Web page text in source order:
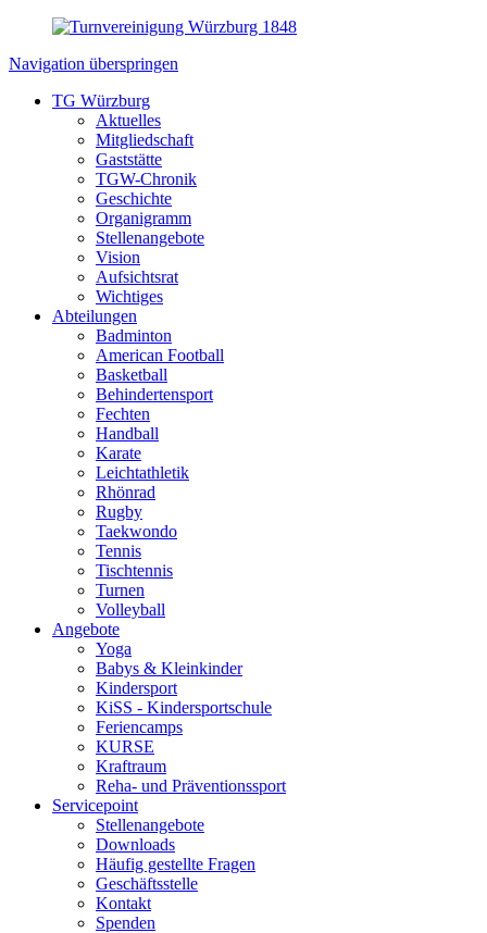
Navigation überspringen
TG Würzburg
Aktuelles
Mitgliedschaft
Gaststätte
TGW-Chronik
Geschichte
Organigramm
Stellenangebote
Vision
Aufsichtsrat
Wichtiges
Abteilungen
Badminton
American Football
Basketball
Behindertensport
Fechten
Handball
Karate
Leichtathletik
Rhönrad
Rugby
Taekwondo
Tennis
Tischtennis
Turnen
Volleyball
Angebote
Yoga
Babys & Kleinkinder
Kindersport
KiSS - Kindersportschule
Feriencamps
KURSE
Kraftraum
Reha- und Präventionssport
Servicepoint
Stellenangebote
Downloads
Häufig gestellte Fragen
Geschäftsstelle
Kontakt
Spenden